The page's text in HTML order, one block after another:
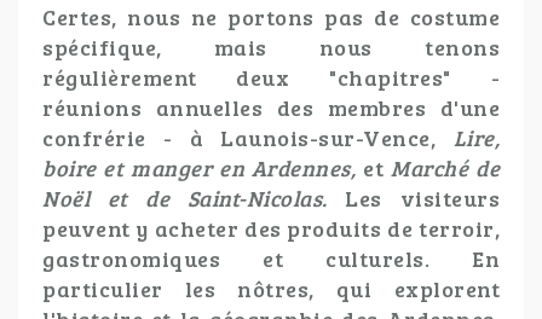
Certes, nous ne portons pas de costume
spécifique, mais nous tenons
régulièrement deux "chapitres" -
réunions annuelles des membres d'une
confrérie - à Launois-sur-Vence, Lire,
boire et manger en Ardennes, etMarché de
Noël et de Saint-Nicolas. Les visiteurs
peuvent y acheter des produits de terroir,
gastronomiques et culturels. En
particulier les nôtres, qui explorent